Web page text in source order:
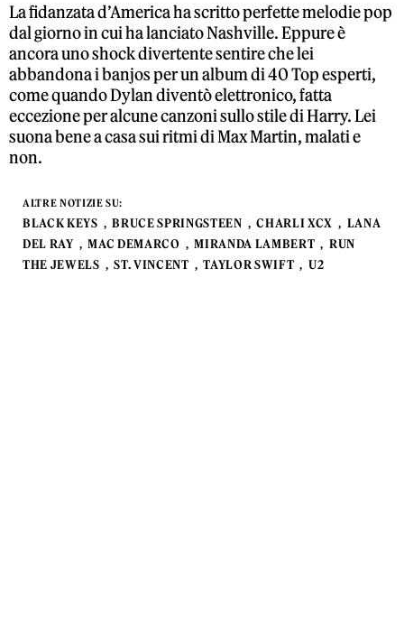
La fidanzata d’America ha scritto perfette melodie pop
dal giorno in cui ha lanciato Nashville. Eppure è
ancora uno shock divertente sentire che lei
abbandona i banjos per un album di 40 Top esperti,
come quando Dylan diventò elettronico, fatta
eccezione per alcune canzoni sullo stile di Harry. Lei
suona bene a casa sui ritmi di Max Martin, malati e
non.
ALTRE NOTIZIE SU:
BLACK KEYS BRUCE SPRINGSTEEN CHARLI XCX
LANA
DEL RAY
MAC DEMARCO MIRANDA LAMBERT
RUN
THE JEWELS
ST. VINCENT TAYLOR SWIFT U2